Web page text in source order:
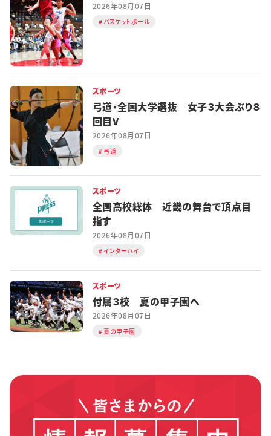
2026年08月07日
バスケットボール
スポーツ
弓道・全国大学選抜 女子３大会ぶり８
回目V
2026年08月07日
弓道
スポーツ
全国高校総体 近畿の舞台で頂点目
指す
2026年08月07日
インターハイ
スポーツ
付属３校 夏の甲子園へ
2026年08月07日
夏の甲子園